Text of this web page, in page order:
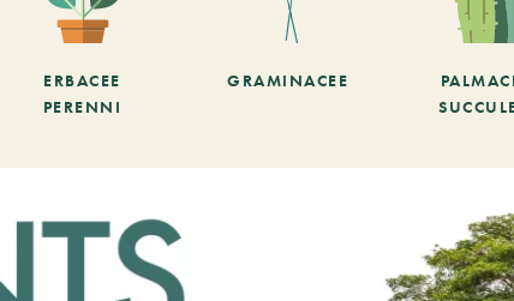
ERBACEE
PERENNI
GRAMINACEE